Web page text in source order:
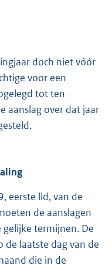
doch niet vóór
voor een
tot ten
aanslag over dat jaar
eerste lid, van de
de aanslagen
termijnen. De
de laatste dag van de
die in de